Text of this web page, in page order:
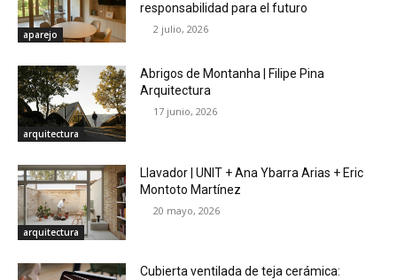
aparejo
responsabilidad para el futuro
2 julio, 2026
arquitectura
Abrigos de Montanha | Filipe Pina
Arquitectura
17 junio, 2026
arquitectura
Llavador | UNIT + Ana Ybarra Arias + Eric
Montoto Martínez
20 mayo, 2026
Cubierta ventilada de teja cerámica: